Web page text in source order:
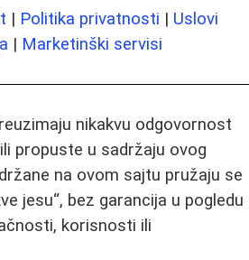
| Politika privatnosti | Uslovi
| Marketinški servisi
nikakvu odgovornost
propuste u sadržaju ovog
na ovom sajtu pružaju se
jesu“, bez garancija u pogledu
korisnosti ili